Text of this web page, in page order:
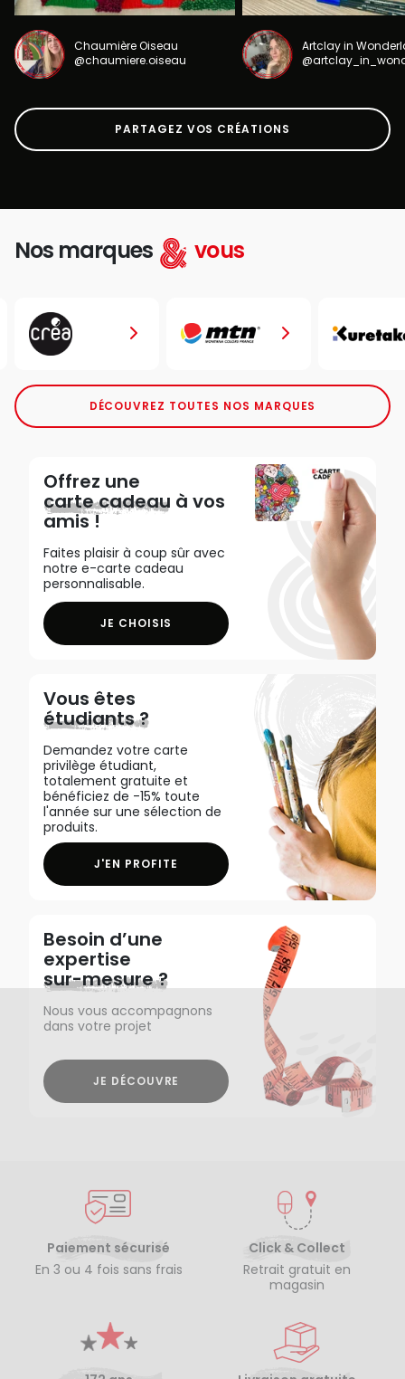
Chaumière Oiseau
@chaumiere.oiseau
Artclay in
PARTAGEZ VOS CRÉATIONS
Nos marques vous
DÉCOUVREZ TOUTES NOS MARQUES
Offrez une
carte cadeau à vos
amis !
Faites plaisir à coup sûr avec
notre e-carte cadeau
personnalisable.
JE CHOISIS
Vous êtes
étudiants ?
Demandez votre carte
privilège étudiant,
totalement gratuite et
bénéficiez de -15% toute
l'année sur une sélection de
produits.
J'EN PROFITE
Besoin d’une
expertise
sur-mesure ?
Nous vous accompagnons
dans votre projet
JE DÉCOUVRE
Paiement sécurisé
En 3 ou 4 fois sans frais
Click & Collect
Retrait gratuit en
magasin